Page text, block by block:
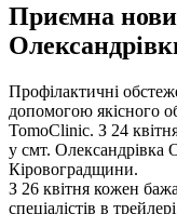
Приємна
Профілактичні
допомогою якісного
TomoClinic. З 24
у смт. Олександрівка
Кіровоградщини.
З 26 квітня кожен
спеціалістів в